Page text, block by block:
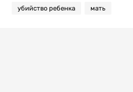
убийство ребенка мать